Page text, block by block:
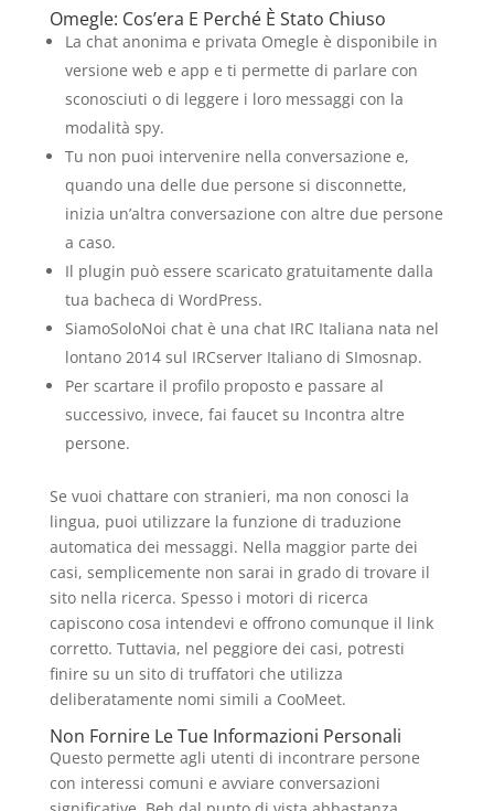
Omegle: Cos’era E Perché È Stato Chiuso
La chat anonima e privata Omegle è disponibile in
versione web e app e ti permette di parlare con
sconosciuti o di leggere i loro messaggi con la
modalità spy.
Tu non puoi intervenire nella conversazione e,
quando una delle due persone si disconnette,
inizia un’altra conversazione con altre due persone
a caso.
Il plugin può essere scaricato gratuitamente dalla
tua bacheca di WordPress.
SiamoSoloNoi chat è una chat IRC Italiana nata nel
lontano 2014 sul IRCserver Italiano di SImosnap.
Per scartare il profilo proposto e passare al
successivo, invece, fai faucet su Incontra altre
persone.
Se vuoi chattare con stranieri, ma non conosci la
lingua, puoi utilizzare la funzione di traduzione
automatica dei messaggi. Nella maggior parte dei
casi, semplicemente non sarai in grado di trovare il
sito nella ricerca. Spesso i motori di ricerca
capiscono cosa intendevi e offrono comunque il link
corretto. Tuttavia, nel peggiore dei casi, potresti
finire su un sito di truffatori che utilizza
deliberatamente nomi simili a CooMeet.
Non Fornire Le Tue Informazioni Personali
Questo permette agli utenti di incontrare persone
con interessi comuni e avviare conversazioni